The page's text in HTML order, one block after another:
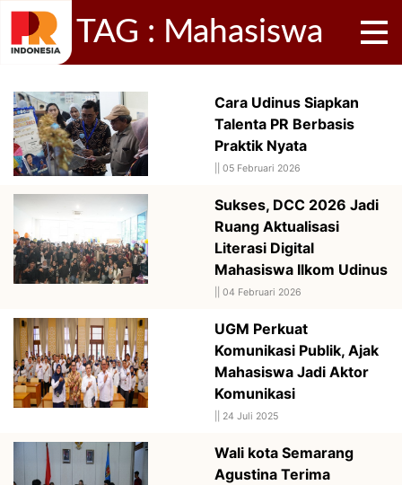
TAG : Mahasiswa
Cara Udinus Siapkan
Talenta PR Berbasis
Praktik Nyata
05 Februari 2026
Sukses, DCC 2026 Jadi
Ruang Aktualisasi
Literasi Digital
Mahasiswa Ilkom Udinus
04 Februari 2026
UGM Perkuat
Komunikasi Publik, Ajak
Mahasiswa Jadi Aktor
Komunikasi
24 Juli 2025
Wali kota Semarang
Agustina Terima